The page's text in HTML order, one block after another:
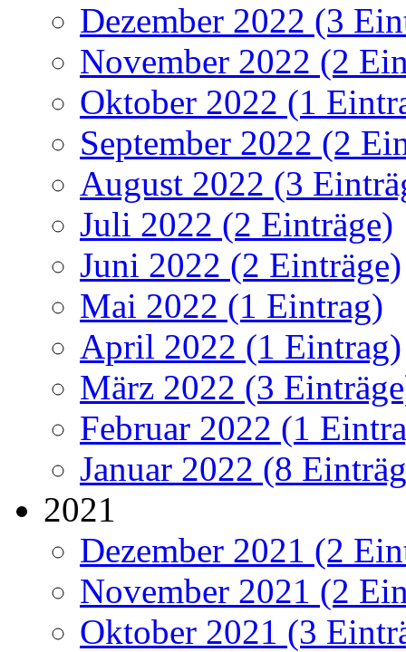
Dezember 2022 (3
November 2022 (2
Oktober 2022 (1
September 2022 (2
August 2022 (3
Juli 2022 (2 Einträge)
Juni 2022 (2 Einträge)
Mai 2022 (1 Eintrag)
April 2022 (1 Eintrag)
März 2022 (3
Februar 2022 (1
Januar 2022 (8
2021
Dezember 2021 (2
November 2021 (2
Oktober 2021 (3